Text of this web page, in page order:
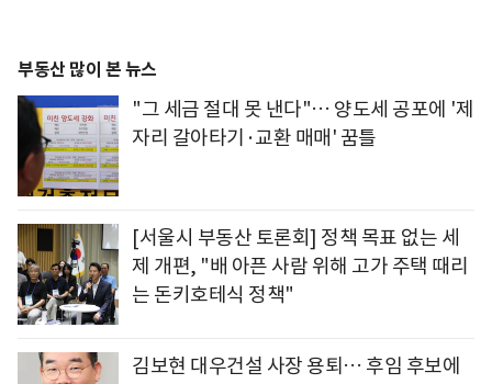
부동산 많이 본 뉴스
"그 세금 절대 못 낸다"… 양도세 공포에 '제
자리 갈아타기·교환 매매' 꿈틀
[서울시 부동산 토론회] 정책 목표 없는 세
제 개편, "배 아픈 사람 위해 고가 주택 때리
는 돈키호테식 정책"
김보현 대우건설 사장 용퇴… 후임 후보에